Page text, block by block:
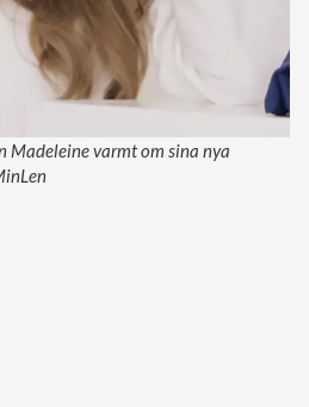
Madeleine varmt om sina nya